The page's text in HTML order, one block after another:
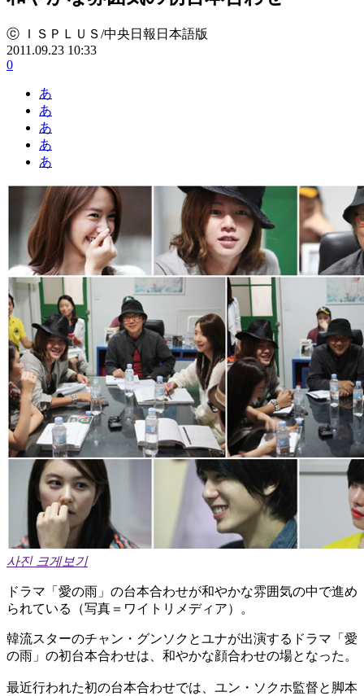
ⓒ ＩＳＰＬＵＳ/中央日報日本語版
2011.09.23 10:33
0
あ
あ
あ
あ
あ
사진 크게보기
ドラマ「愛の雨」の台本合わせが和やかな雰囲気の中で進め
られている（写真＝ワイトリメディア）。
韓流スターのチャン・グンソクとユナが出演するドラマ「愛
の雨」の初台本合わせは、和やかな顔合わせの場となった。
最近行われた初の台本合わせでは、ユン・ソクホ監督と脚本